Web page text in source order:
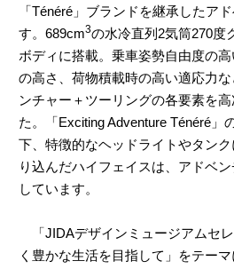
「Ténéré」ブランドを継承したア
す。689cm3の水冷直列2気筒270度
ボディに搭載。乗車姿勢自由度の
の高さ、荷物積載時の高い適応力
ンチャー＋ツーリングの各要素を
た。「Exciting Adventure Ténéré」
下、特徴的なヘッドライトやタン
り込んだハイフェイスは、アドベ
しています。
「JIDAデザインミュージアムセ
く豊かな生活を目指して」をテー